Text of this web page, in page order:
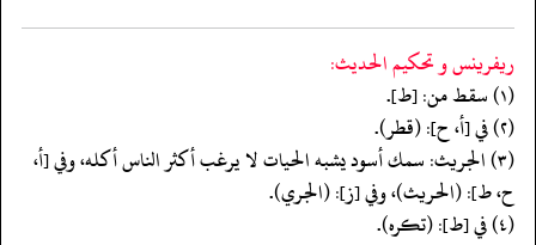
ريفرينس و تحكيم الحدیث:
(١) سقط من: [ط].
(٢) في [أ، ح]: (قطر).
(٣) الجريث: سمك أسود يشبه الحيات لا يرغب أكثر الناس أكله، وفي [أ،
ح، ط]: (الحريث)، وفي [ز]: (الجري).
(٤) في [ط]: (تكره).